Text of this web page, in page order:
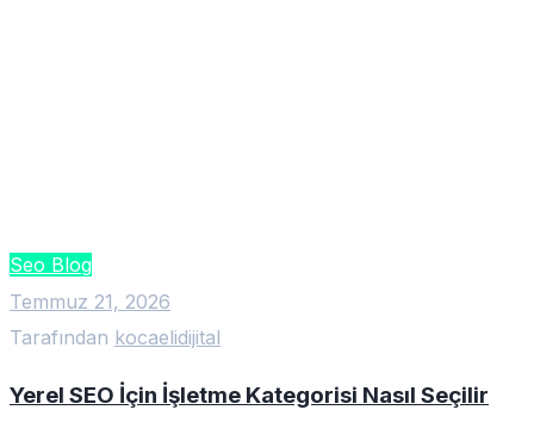
Seo Blog
Temmuz 21, 2026
Tarafından kocaelidijital
Yerel SEO İçin İşletme Kategorisi Nasıl Seçilir